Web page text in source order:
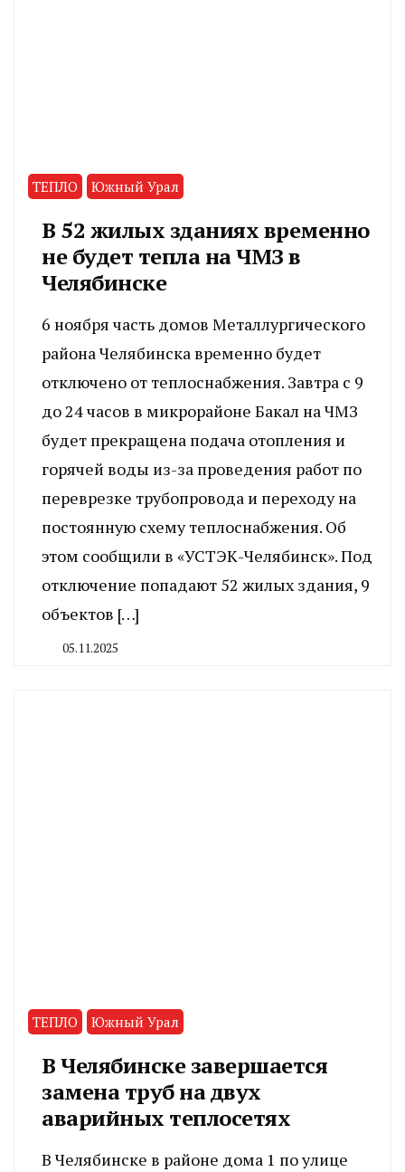
ТЕПЛО Южный Урал
В 52 жилых зданиях временно
не будет тепла на ЧМЗ в
Челябинске
6 ноября часть домов Металлургического
района Челябинска временно будет
отключено от теплоснабжения. Завтра с 9
до 24 часов в микрорайоне Бакал на ЧМЗ
будет прекращена подача отопления и
горячей воды из-за проведения работ по
переврезке трубопровода и переходу на
постоянную схему теплоснабжения. Об
этом сообщили в «УСТЭК-Челябинск». Под
отключение попадают 52 жилых здания, 9
объектов […]
05.11.2025
ТЕПЛО Южный Урал
В Челябинске завершается
замена труб на двух
аварийных теплосетях
В Челябинске в районе дома 1 по улице